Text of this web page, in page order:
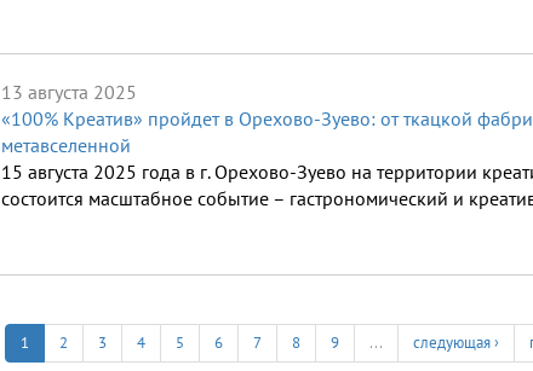
13 августа 2025
«100% Креатив» пройдет в Орехово-Зуево: от ткацкой
метавселенной
15 августа 2025 года в г. Орехово-Зуево на территории
состоится масштабное событие – гастрономический и
1 2 3 4 5 6 7 8 9 … следующая ›